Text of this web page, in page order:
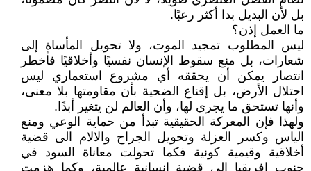
بل لأن البديل بدا أكثر رعبًا.
ما العمل إذن؟
ليس المطلوب تمجيد الموت، ولا تحويل المأساة إلى
شعارات، بل منع سقوط الإنسان نفسيًا وأخلاقيًا فأخطر
انتصار يمكن أن يحققه أي مشروع استعماري ليس
احتلال الأرض، بل إقناع الضحية بأن مقاومتها بلا معنى،
وأنها تستحق ما يجري لها، وأن العالم لن يتغير أبدًا.
ولهذا فإن المعركة الحقيقية تبدأ من حماية الوعي ومنع
الياس وكسر العزلة وتحويل الجراح والالام الى قضية
أخلاقية وقيمية كونية فكما تحولت معاناة السود في
جنوب إفريقيا إلى قضية إنسانية عالمية، وكما هزمت